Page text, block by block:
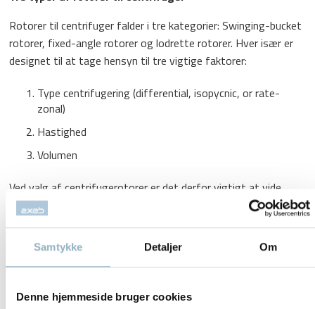
Samtykke Detaljer Om
Denne hjemmeside bruger cookies
Rotorer til centrifuger falder i tre kategorier: Swinging-bucket
rotorer, fixed-angle rotorer og lodrette rotorer. Hver især er
designet til at tage hensyn til tre vigtige faktorer:
Type centrifugering (differential, isopycnic, or rate-
zonal)
Hastighed
Volumen
Ved valg af centrifugerotorer er det derfor vigtigt at vide,
hvilken type adskillelse der er påkrævet – differential,
isopycnic, or rate-zonal – samt volumen og RCF krav. Dette
vil hjælpe med at identificere, hvilken type rotor der passer
bedst. Fixed-angle og swinging-bucket rotorer er de mest
floor-model centrifuger. Lodrette rotorer anvendes primært i